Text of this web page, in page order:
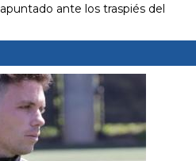
ante los traspiés del